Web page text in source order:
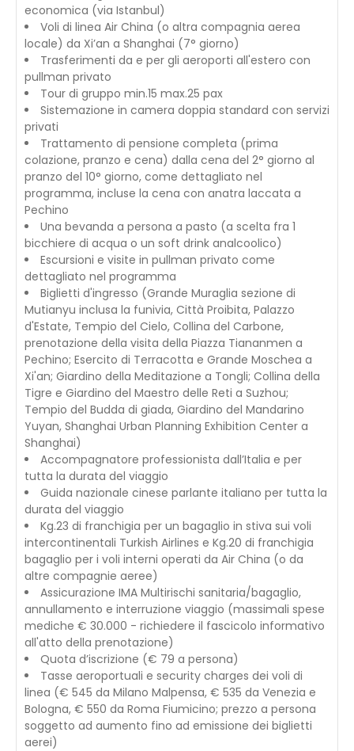
economica (via Istanbul)
Voli di linea Air China (o altra compagnia aerea
locale) da Xi’an a Shanghai (7° giorno)
Trasferimenti da e per gli aeroporti all'estero con
pullman privato
Tour di gruppo min.15 max.25 pax
Sistemazione in camera doppia standard con servizi
privati
Trattamento di pensione completa (prima
colazione, pranzo e cena) dalla cena del 2° giorno al
pranzo del 10° giorno, come dettagliato nel
programma, incluse la cena con anatra laccata a
Pechino
Una bevanda a persona a pasto (a scelta fra 1
bicchiere di acqua o un soft drink analcoolico)
Escursioni e visite in pullman privato come
dettagliato nel programma
Biglietti d'ingresso (Grande Muraglia sezione di
Mutianyu inclusa la funivia, Città Proibita, Palazzo
d'Estate, Tempio del Cielo, Collina del Carbone,
prenotazione della visita della Piazza Tiananmen a
Pechino; Esercito di Terracotta e Grande Moschea a
Xi'an; Giardino della Meditazione a Tongli; Collina della
Tigre e Giardino del Maestro delle Reti a Suzhou;
Tempio del Budda di giada, Giardino del Mandarino
Yuyan, Shanghai Urban Planning Exhibition Center a
Shanghai)
Accompagnatore professionista dall’Italia e per
tutta la durata del viaggio
Guida nazionale cinese parlante italiano per tutta la
durata del viaggio
Kg.23 di franchigia per un bagaglio in stiva sui voli
intercontinentali Turkish Airlines e Kg.20 di franchigia
bagaglio per i voli interni operati da Air China (o da
altre compagnie aeree)
Assicurazione IMA Multirischi sanitaria/bagaglio,
annullamento e interruzione viaggio (massimali spese
mediche € 30.000 - richiedere il fascicolo informativo
all'atto della prenotazione)
Quota d’iscrizione (€ 79 a persona)
Tasse aeroportuali e security charges dei voli di
linea (€ 545 da Milano Malpensa, € 535 da Venezia e
Bologna, € 550 da Roma Fiumicino; prezzo a persona
soggetto ad aumento fino ad emissione dei biglietti
aerei)